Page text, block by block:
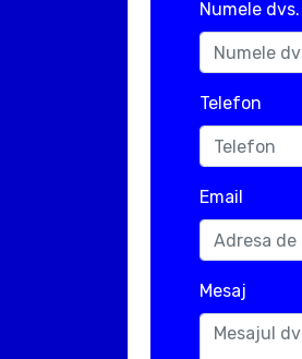
Numele dvs.
Telefon
Email
Mesaj